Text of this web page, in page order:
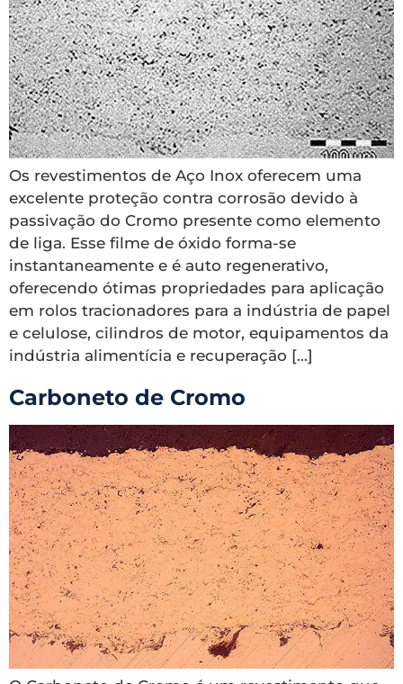
Os revestimentos de Aço Inox oferecem uma
excelente proteção contra corrosão devido à
passivação do Cromo presente como elemento
de liga. Esse filme de óxido forma-se
instantaneamente e é auto regenerativo,
oferecendo ótimas propriedades para aplicação
em rolos tracionadores para a indústria de papel
e celulose, cilindros de motor, equipamentos da
indústria alimentícia e recuperação […]
Carboneto de Cromo